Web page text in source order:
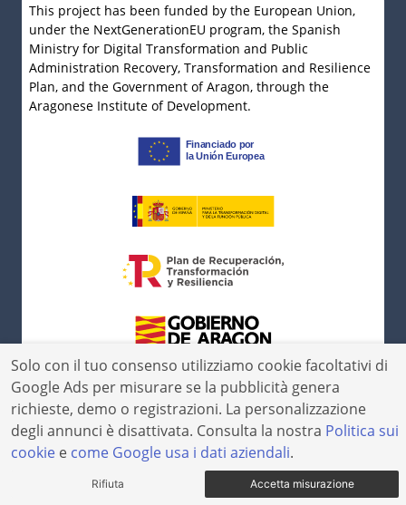
This project has been funded by the European Union,
under the NextGenerationEU program, the Spanish
Ministry for Digital Transformation and Public
Administration Recovery, Transformation and Resilience
Plan, and the Government of Aragon, through the
Aragonese Institute of Development.
Solo con il tuo consenso utilizziamo cookie facoltativi di
Google Ads per misurare se la pubblicità genera
richieste, demo o registrazioni. La personalizzazione
degli annunci è disattivata. Consulta la nostra Politica sui
cookie e come Google usa i dati aziendali.
Rifiuta Accetta misurazione